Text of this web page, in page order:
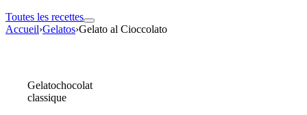
Toutes les recettes
Accueil›Gelatos›Gelato al Cioccolato
Gelatochocolat
classique